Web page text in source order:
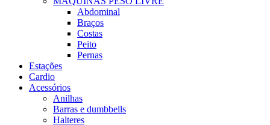
Abdominal
Braços
Costas
Peito
Pernas
Estações
Cardio
Acessórios
Anilhas
Barras e dumbbells
Halteres